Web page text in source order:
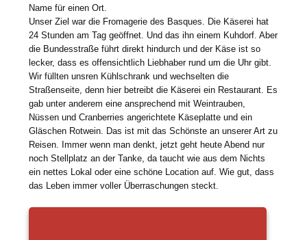
Name für einen Ort.
Unser Ziel war die Fromagerie des Basques. Die Käserei hat
24 Stunden am Tag geöffnet. Und das ihn einem Kuhdorf. Aber
die Bundesstraße führt direkt hindurch und der Käse ist so
lecker, dass es offensichtlich Liebhaber rund um die Uhr gibt.
Wir füllten unsren Kühlschrank und wechselten die
Straßenseite, denn hier betreibt die Käserei ein Restaurant. Es
gab unter anderem eine ansprechend mit Weintrauben,
Nüssen und Cranberries angerichtete Käseplatte und ein
Gläschen Rotwein. Das ist mit das Schönste an unserer Art zu
Reisen. Immer wenn man denkt, jetzt geht heute Abend nur
noch Stellplatz an der Tanke, da taucht wie aus dem Nichts
ein nettes Lokal oder eine schöne Location auf. Wie gut, dass
das Leben immer voller Überraschungen steckt.